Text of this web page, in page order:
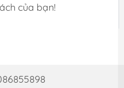
của bạn!